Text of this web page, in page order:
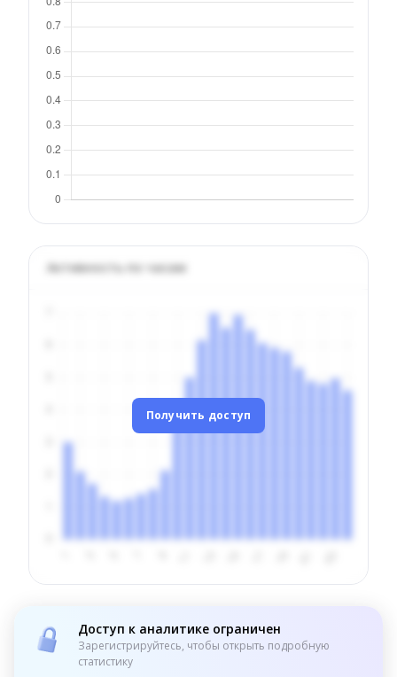
Активность по часам
Получить доступ
Доступ к аналитике ограничен
Зарегистрируйтесь, чтобы открыть подробную
статистику